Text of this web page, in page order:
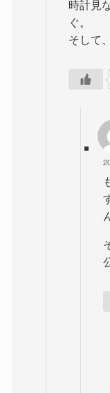
時計見
ぐ。
そして